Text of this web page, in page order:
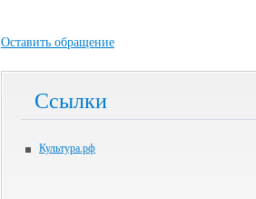
Оставить обращение
Ссылки
Культура.рф